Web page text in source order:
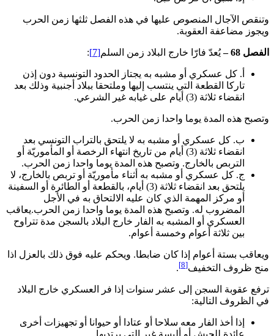
وتنقص الآجال المنصوص عليها في هذه الفصل ثلثها زمن الحرب
ويجوز مضاعفة العقوبة.
الفصل 68 – يُعدّ فارّا خارج البلاد زمن السلم[7]
:
‌أ. ‌كل عسكري أو مشبه به يجتاز الحدود التونسية دون إذن
تاركا القطعة التي ينتسب إليها وملتحقا ببلاد أجنبية وذلك بعد
انقضاء ثلاثة (3) أيام على غيابه غير الشرعي.
وتصبح هذه المدة يوما واحدا زمن الحرب.
‌ب. ‌كل عسكري أو مشبه به لا يلتحق بالتراب التونسي بعد
انقضاء ثلاثة (3) أيام من تاريخ انتهاء الرخصة أو المأموريّة أو
التربص بالخارج. وتصبح هذه المدة يوما واحدا زمن الحرب.
‌ج. ‌كل عسكري أو مشبه به أثناء مأموريّة أو تربص بالخارج، لا
يلتحق بعد انقضاء ثلاثة (3) أيام، بالقطعة أو الطائرة أو السفينة
أو مركز المهمة الذي كان عليه الالتحاق به في الأجل
المضروب له. وتصبح هذه المدة يوما واحدا زمن الحرب.يعاقب
العسكري أو المشبه به الفار خارج البلاد بالسجن مدة تتراوح
بين ثلاثة أعوام وخمسة أعوام.
ويعاقب بستة أعوام إذا كان ضابطا. ويحكم عليه فوق ذلك بالعزل اذا
منح ظروف التخفيف[8]
.
ترفع عقوبة السجن إلى عشر سنوات إذا فر العسكري خارج البلاد
في الظروف التالية:
إذا أخذ الفار معه سلاحا أو عتادا أو حيوانا أو تجهيزات أخرى